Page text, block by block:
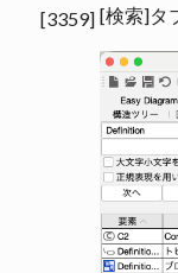
[3359] [検索]タ